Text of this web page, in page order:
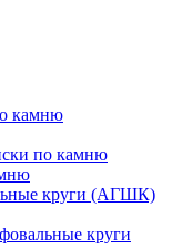
камню
по камню
круги (АГШК)
круги